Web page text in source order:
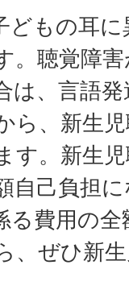
どもの耳
。聴覚障
は、言語
ら、新生
す。新生
自己負担
る費用の
、ぜひ新